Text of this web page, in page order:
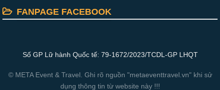
FANPAGE FACEBOOK
Số GP Lữ hành Quốc tế: 79-1672/2023/TCDL-GP LHQT
© META Event & Travel. Ghi rõ nguồn "metaeventtravel.vn" khi sử
dụng thông tin từ website này !!!